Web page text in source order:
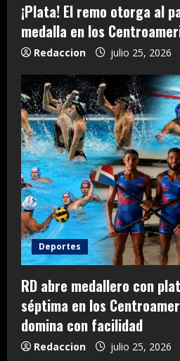
¡Plata! El remo otorga al
medalla en los
Redaccion julio 25, 2026
Deportes
RD abre medallero con
séptima en los
domina con facilidad
Redaccion julio 25, 2026